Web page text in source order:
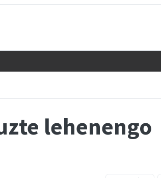
lehenengo